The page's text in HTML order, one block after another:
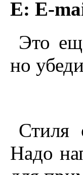
E: E-
Это
но
Стиля
Надо